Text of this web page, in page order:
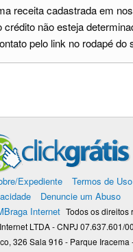
receita cadastrada em
crédito não esteja
pelo link no rodapé do
Expediente Termos de Uso
Denuncie um Abuso
Internet Todos os direitos
LTDA - CNPJ 07.637.601/
326 Sala 916 - Parque Iracema